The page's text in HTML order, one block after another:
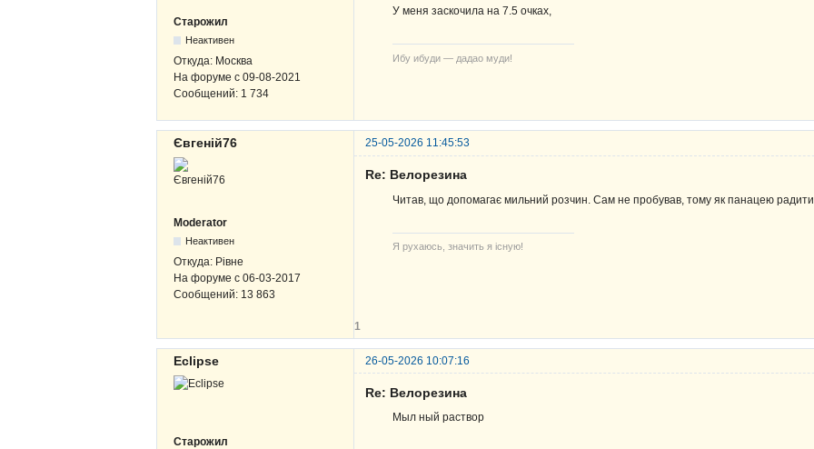
Старожил
Неактивен
Откуда: Москва
На форуме с 09-08-2021
Сообщений: 1 734
У меня заскочила на 7.5 очках,
Ибу ибуди — дадао муди!
Євгеній76 25-05-2026 11:45:53
Moderator
Неактивен
Откуда: Рівне
На форуме с 06-03-2017
Сообщений: 13 863
Re: Велорезина
Читав, що допомагає мильний розчин. Сам не пробував, тому як панацею
Я рухаюсь, значить я існую!
1
Eclipse 26-05-2026 10:07:16
Старожил
Re: Велорезина
Мыл ный раствор